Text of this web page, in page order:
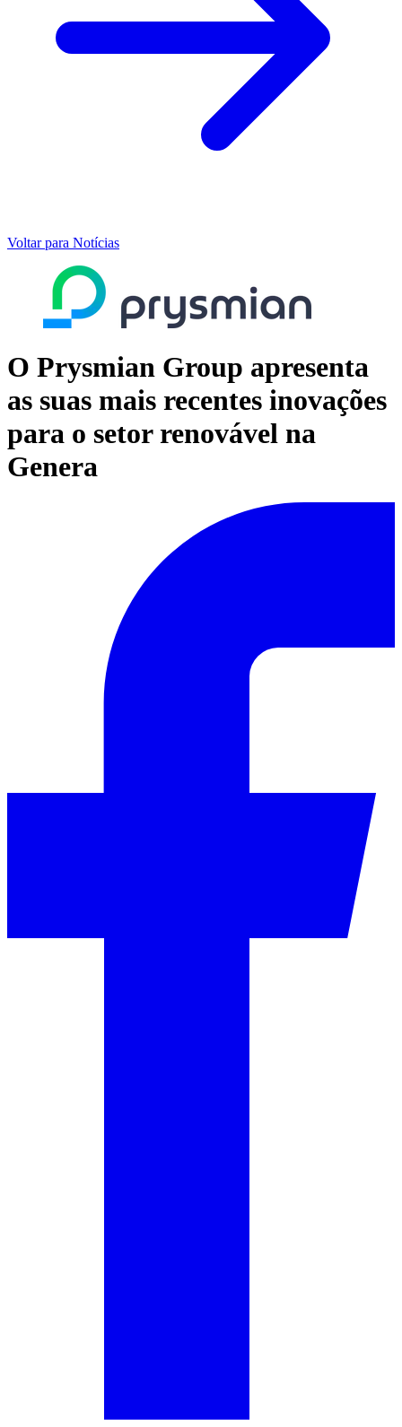
Voltar para Notícias
O Prysmian Group apresenta
as suas mais recentes inovações
para o setor renovável na
Genera